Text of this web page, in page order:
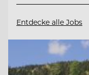
Entdecke alle Jobs